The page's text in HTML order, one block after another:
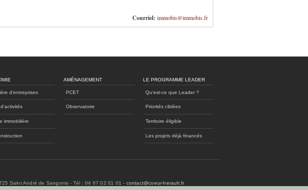
Courriel: immobis@immobis.fr
d'entreprises
immobilière
AMÉNAGEMENT
PCET
Observatoire
LE PROGRAMME LEADER
Qu'est-ce que Leader ?
Priorités ciblées
Territoire éligible
Les projets déjà financés
Saint André de Sangonis - Tél : 04 67 02 01 01 - contact@coeur-herault.fr